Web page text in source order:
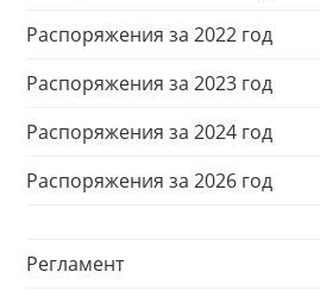
Распоряжения за 2022 год
Распоряжения за 2023 год
Распоряжения за 2024 год
Распоряжения за 2026 год
Регламент